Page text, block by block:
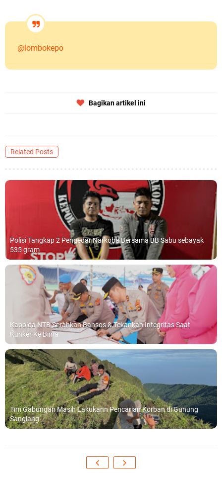
@lombokepo
Bagikan artikel ini
Related Posts
Polisi Tangkap 2 Pengedar Narkoba Bersama BB Sabu sebayak
535 gram
Kapolda NTB Serahkan Bansos & Tekankan Integritas Saat
Kunker Ke Bima
Tim Gabungan Masih Lakukann Pencarian Korban di Gunung
Sangiang